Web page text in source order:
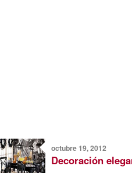
octubre 19, 2012
Decoración